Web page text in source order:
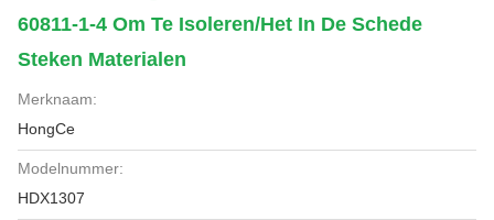
60811-1-4 Om Te Isoleren/het In De Schede
Steken Materialen
Merknaam:
HongCe
Modelnummer:
HDX1307